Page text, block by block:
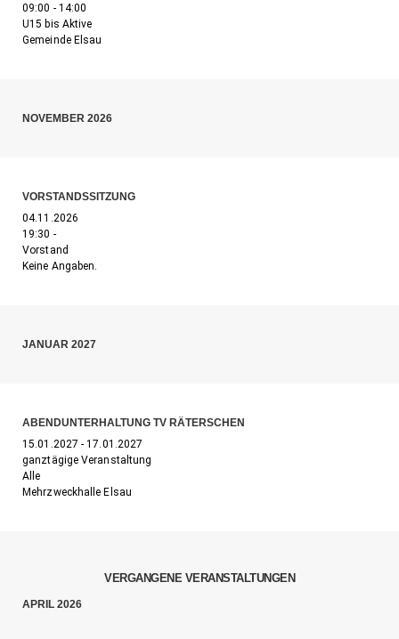
09:00 - 14:00
U15 bis Aktive
Gemeinde Elsau
NOVEMBER 2026
VORSTANDSSITZUNG
04.11.2026
19:30 -
Vorstand
Keine Angaben.
JANUAR 2027
ABENDUNTERHALTUNG TV RÄTERSCHEN
15.01.2027 - 17.01.2027
ganztägige Veranstaltung
Alle
Mehrzweckhalle Elsau
VERGANGENE VERANSTALTUNGEN
APRIL 2026